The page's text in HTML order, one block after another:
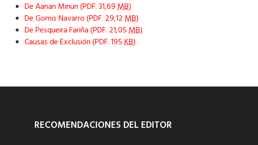
De Aanan Minun (PDF. 31,69MB)
De Gomis Navarro (PDF. 29,12MB)
De Pesqueira Fariña (PDF. 21,05MB)
Causas de Exclusión (PDF. 195KB)
RECOMENDACIONES DEL EDITOR